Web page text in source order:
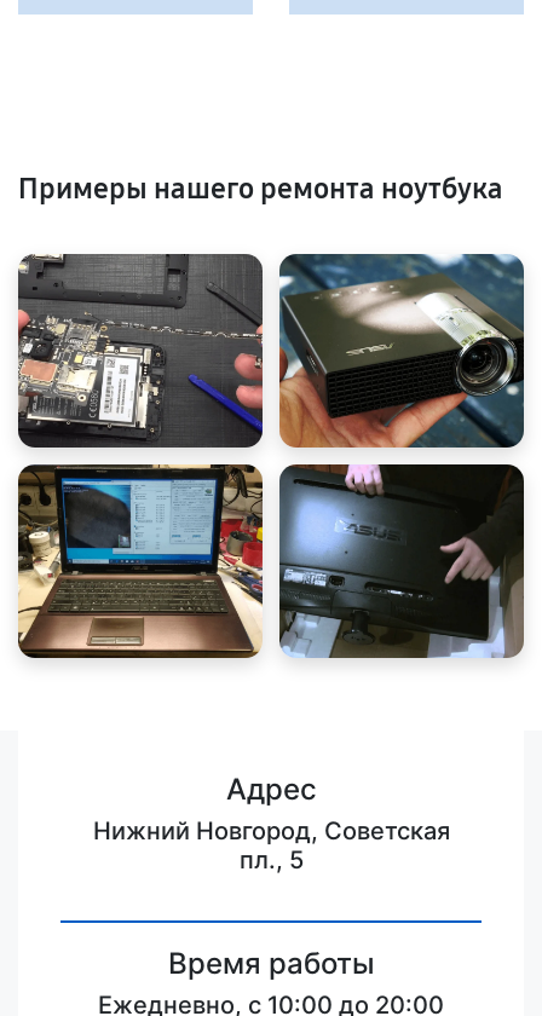
Примеры нашего ремонта ноутбука
Адрес
Нижний Новгород, Советская
пл., 5
Время работы
Ежедневно, с 10:00 до 20:00